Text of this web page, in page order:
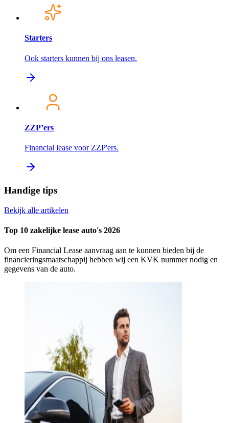
Starters
Ook starters kunnen bij ons leasen.
ZZP’ers
Financial lease voor ZZP'ers.
Handige tips
Bekijk alle artikelen
Top 10 zakelijke lease auto's 2026
Om een Financial Lease aanvraag aan te kunnen bieden bij de
financieringsmaatschappij hebben wij een KVK nummer nodig en
gegevens van de auto.